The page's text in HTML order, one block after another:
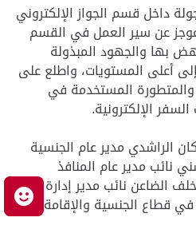
داخل قسم الجواز الإلكتروني
عن سير العمل في القسم
بها والجهود المبذولة
أعلى المستويات، واطلع على
والمتطورة المستخدمة في
الإلكترونية.
الراشدي مدير عام الجنسية
نائب مدير عام المنافذ
الضاعن نائب مدير إدارة
في قطاع الجنسية والإقامة